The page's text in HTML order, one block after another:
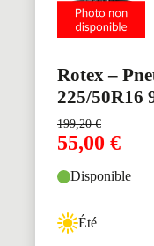
Rotex –
225/50R16
199,20€
55,00 €
Disponible
Été